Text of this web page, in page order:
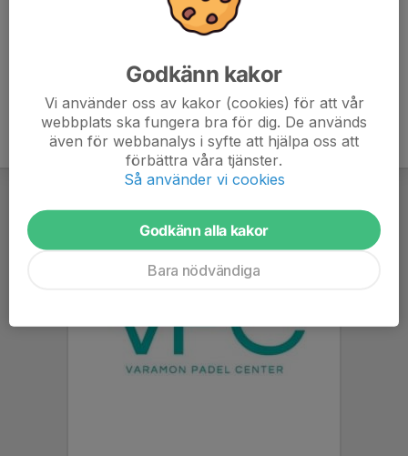
Godkänn kakor
Vi använder oss av kakor (cookies) för att vår
webbplats ska fungera bra för dig. De används
även för webbanalys i syfte att hjälpa oss att
förbättra våra tjänster.
Så använder vi cookies
Godkänn alla kakor
Bara nödvändiga